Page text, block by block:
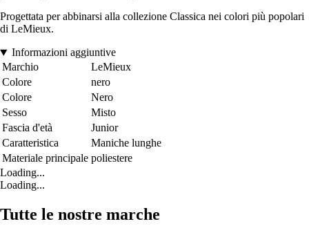
Progettata per abbinarsi alla collezione Classica nei colori più popolari
di LeMieux.
Informazioni aggiuntive
Marchio
LeMieux
Colore
nero
Colore
Nero
Sesso
Misto
Fascia d'età
Junior
Caratteristica
Maniche lunghe
Materiale principale poliestere
Loading...
Loading...
Tutte le nostre marche